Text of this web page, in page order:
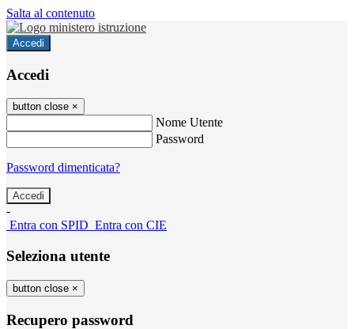
Salta al contenuto
Accedi
Accedi
button close ×
Nome Utente
Password
Password dimenticata?
-
Entra con SPID Entra con CIE
Seleziona utente
button close ×
Recupero password